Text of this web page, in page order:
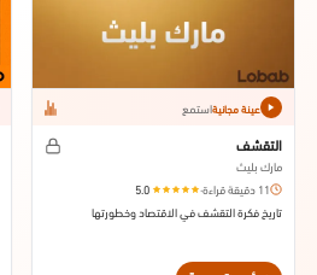
عينة مجانيةاستمع
التقشف
مارك بليث
11 دقيقة قراءة
·
5.0
تاريخ فكرة التقشف في الاقتصاد وخطورتها